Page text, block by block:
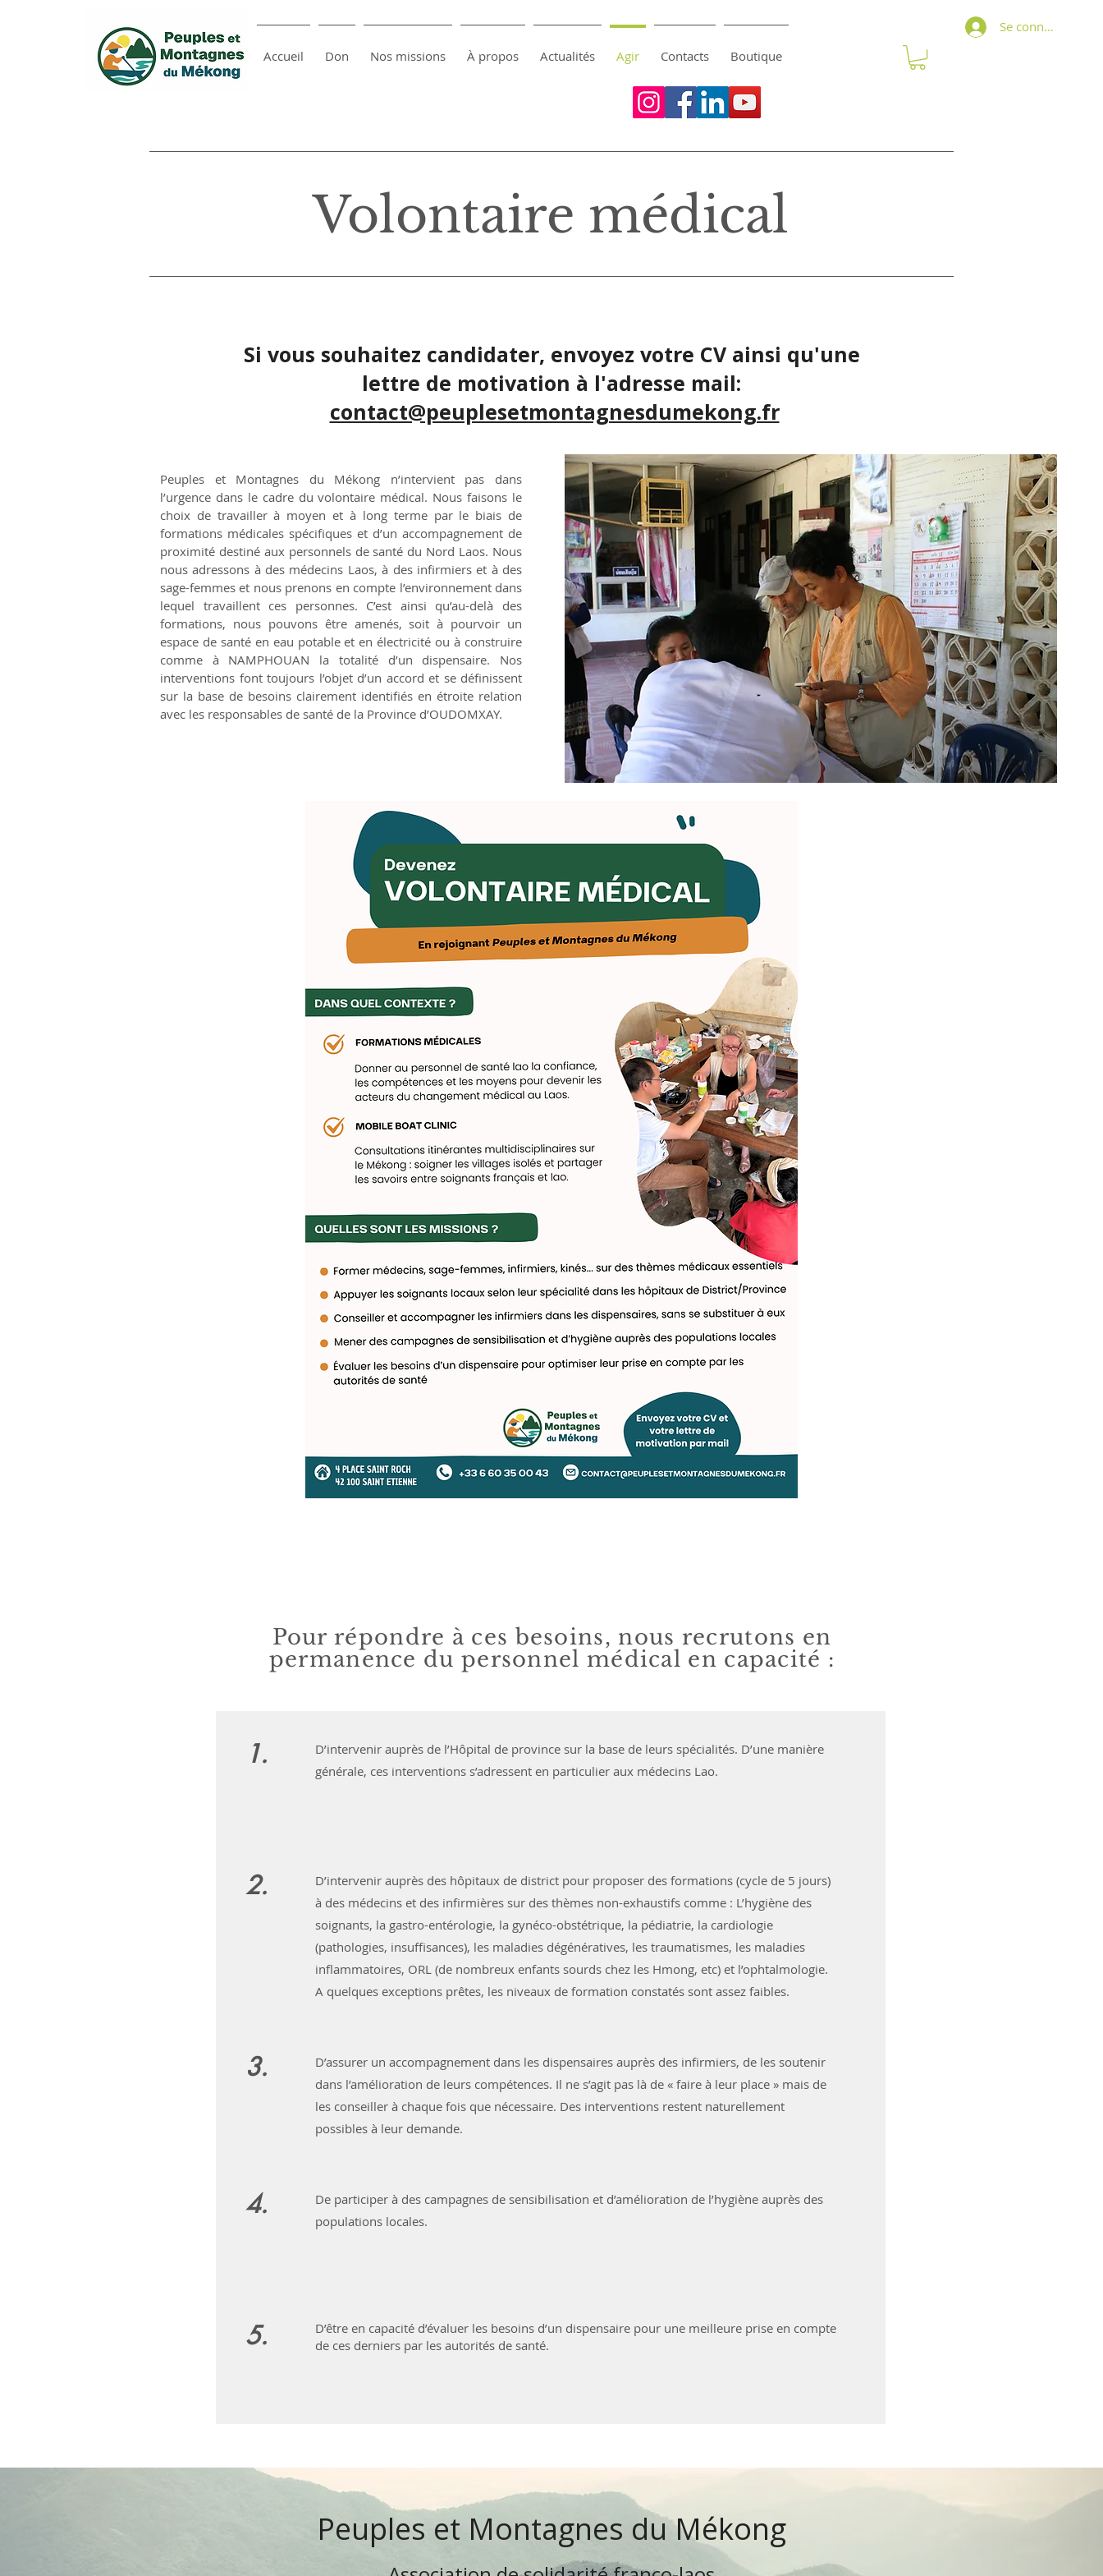
Accueil Don Nos missions À propos Actualités Agir Contacts Boutique
Se connecter
Volontaire médical
Si vous souhaitez candidater, envoyez votre CV ainsi qu'une
lettre de motivation à l'adresse mail:
contact@peuplesetmontagnesdumekong.fr
Peuples et Montagnes du Mékong n’intervient pas dans
l’urgence dans le cadre duvolontaire médical. Nous faisons le
choix de travailler à moyen et à long terme par le biais de
formations médicales spécifiques et d’un accompagnement de
proximité destiné aux personnels de santé du Nord Laos. Nous
nous adressons à des médecins Laos, à des infirmiers et à des
sage-femmes et nous prenons en compte l’environnement dans
lequel travaillent ces personnes. C’est ainsi qu’au-delà des
formations, nous pouvons être amenés, soit à pourvoir un
espace de santé en eau potable et en électricité ou à construire
comme à NAMPHOUAN la totalité d’un dispensaire. Nos
interventions font toujours l’objet d’un accord et se définissent
sur la base de besoins clairement identifiés en étroite relation
avec les responsables de santé de la Province d’OUDOMXAY.
Pour répondre à ces besoins, nous recrutons en
permanence du personnel médical en capacité :
1.
D’intervenir auprès de l’Hôpital de province sur la base de leurs spécialités. D’une manière
générale, ces interventions s’adressent en particulier aux médecins Lao.
2.
D’intervenir auprès des hôpitaux de district pour proposer des formations (cycle de 5 jours)
à des médecins et des infirmières sur des thèmes non-­exhaustifs comme : L’hygiène des
soignants, la gastro-­entérologie, la gynéco-obstétrique, la pédiatrie, la cardiologie
(pathologies, insuffisances), les maladies dégénératives, les traumatismes, les maladies
inflammatoires, ORL (de nombreux enfants sourds chez les Hmong, etc) et l’ophtalmologie.
A quelques exceptions prêtes, les niveaux de formation constatés sont assez faibles.
3.
D’assurer un accompagnement dans les dispensaires auprès des infirmiers, de les soutenir
dans l’amélioration de leurs compétences. Il ne s’agit pas là de « faire à leur place » mais de
les conseiller à chaque fois que nécessaire. Des interventions restent naturellement
possibles à leur demande.
4.
De participer à des campagnes de sensibilisation et d’amélioration de l’hygiène auprès des
populations locales.
5.
D’être en capacité d’évaluer les besoins d’un dispensaire pour une meilleure prise en compte
de ces derniers par les autorités de santé.
Peuples et Montagnes du Mékong